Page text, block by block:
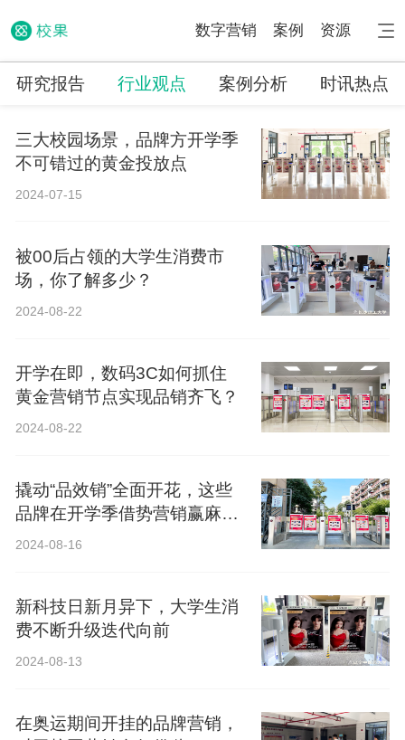
数字营销 案例 资源
研究报告 行业观点 案例分析 时讯热点
三大校园场景，品牌方开学季
不可错过的黄金投放点
2024-07-15
被00后占领的大学生消费市
场，你了解多少？
2024-08-22
开学在即，数码3C如何抓住
黄金营销节点实现品销齐飞？
2024-08-22
撬动“品效销”全面开花，这些
品牌在开学季借势营销赢麻
了！
2024-08-16
新科技日新月异下，大学生消
费不断升级迭代向前
2024-08-13
在奥运期间开挂的品牌营销，